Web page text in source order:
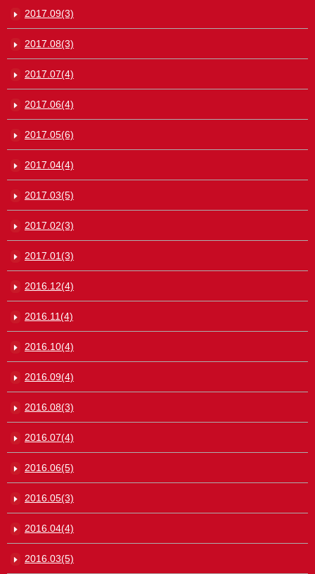
2017.09(3)
2017.08(3)
2017.07(4)
2017.06(4)
2017.05(6)
2017.04(4)
2017.03(5)
2017.02(3)
2017.01(3)
2016.12(4)
2016.11(4)
2016.10(4)
2016.09(4)
2016.08(3)
2016.07(4)
2016.06(5)
2016.05(3)
2016.04(4)
2016.03(5)